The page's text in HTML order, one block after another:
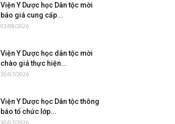
Viện Y Dược học Dân tộc mời
báo giá cung cấp...
03/08/2026
Viện Y Dược học dân tộc mời
chào giá thực hiện...
30/07/2026
Viện Y Dược học Dân tộc thông
báo tổ chức lớp...
30/07/2026